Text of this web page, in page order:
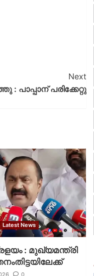
Next
പരിക്കേറ്റു
Latest News
: മുഖ്യമന്ത്രി
0